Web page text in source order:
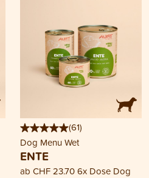
(61)
Dog Menu Wet
ENTE
ab CHF 23.706x Dose Dog